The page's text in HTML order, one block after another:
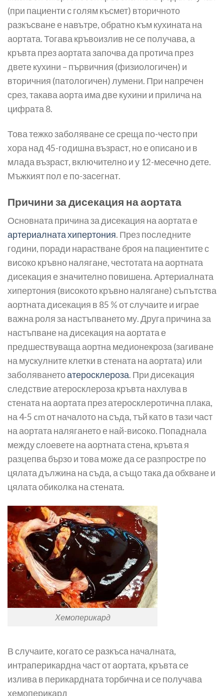
(при пациенти с голям късмет) вторичното
разкъсване е навътре, обратно към кухината на
аортата. Тогава кръвоизлив не се получава, а
кръвта през аортата започва да протича през
двете кухини – първичния (физиологичен) и
вторичния (патологичен) лумени. При напречен
срез, такава аорта има две кухини и прилича на
цифрата 8.
Това тежко заболяване се среща по-често при
хора над 45-годишна възраст, но е описано и в
млада възраст, включително и у 12-месечно дете.
Мъжкият пол е по-засегнат.
Причини за дисекация на аортата
Основната причина за дисекация на аортата е
артериалната хипертония. През последните
години, поради нарастване броя на пациентите с
високо кръвно налягане, честотата на аортната
дисекация е значително повишена. Артериалната
хипертония (високото кръвно налягане) съпътства
аортната дисекация в 85 % от случаите и играе
важна роля за настъпването му. Друга причина за
настъпване на дисекация на аортата е
предшествуваща аортна медионекроза (загиване
на мускулните клетки в стената на аортата) или
заболяванетоатеросклероза. При дисекация
следствие атеросклероза кръвта нахлува в
стената на аортата през атеросклеротична плака,
на 4-5 cm от началото на съда, тъй като в тази част
на аортата налягането е най-високо. Попаднала
между слоевете на аортната стена, кръвта я
разцепва бързо и това може да се разпростре по
цялата дължина на съда, а също така да обхване и
цялата обиколка на стената.
Хемоперикард
В случаите, когато се разкъса началната,
интраперикардна част от аортата, кръвта се
излива в перикардната торбична и се получава
хемоперикард